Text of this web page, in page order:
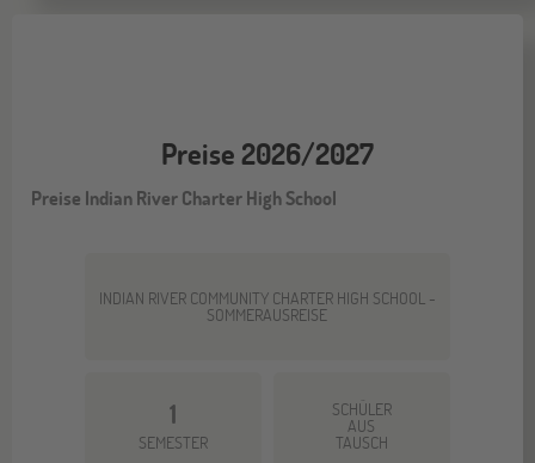
Preise 2026/2027
Preise Indian River Charter High School
INDIAN RIVER COMMUNITY CHARTER HIGH SCHOOL -
SOMMERAUSREISE
1
SEMESTER
SCHÜLER
AUS
TAUSCH